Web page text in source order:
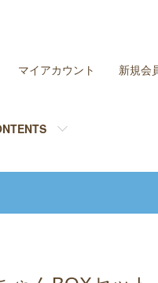
マイアカウント 新規会